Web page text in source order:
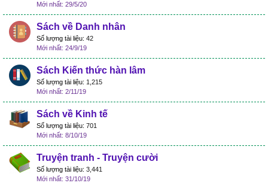
29/5/20
Sách về Danh nhân
Số lượng tài liệu: 42
24/9/19
Sách Kiến thức hàn lâm
Số lượng tài liệu: 1,215
2/11/19
Sách về Kinh tế
Số lượng tài liệu: 701
8/10/19
Truyện tranh - Truyện cười
Số lượng tài liệu: 3,441
31/10/19